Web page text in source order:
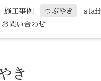
施工事例 つぶやき staff
お問い合わせ
き